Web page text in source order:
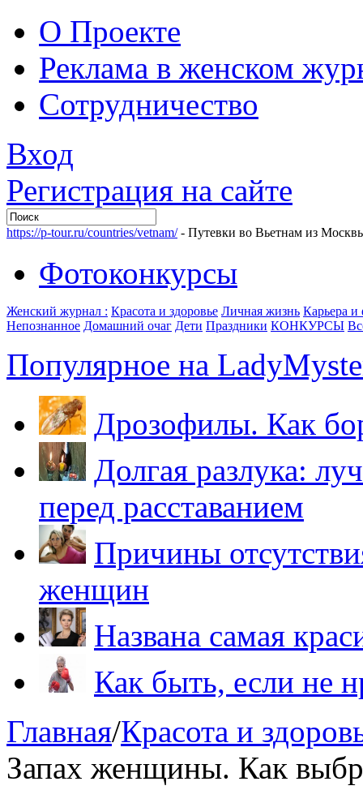
О Проекте
Реклама в женском
Сотрудничество
Вход
Регистрация на сайте
https://p-tour.ru/countries/vetnam/- Путевки во Вьетнам из
Фотоконкурсы
Женский журнал : Красота и здоровье Личная жизнь Карьера
Непознанное Домашний очаг Дети Праздники КОНКУРСЫ
Популярное на
Дрозофилы. Как
Долгая разлука:
перед расставанием
Причины
женщин
Названа самая
Как быть, если не
Главная/Красота и
Запах женщины. Как